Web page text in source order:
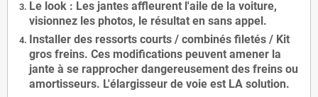
Le look : Les jantes affleurent l'aile de la voiture,
visionnez les photos, le résultat en sans appel.
Installer des ressorts courts / combinés filetés / Kit
gros freins. Ces modifications peuvent amener la
jante à se rapprocher dangereusement des freins ou
amortisseurs. L'élargisseur de voie est LA solution.